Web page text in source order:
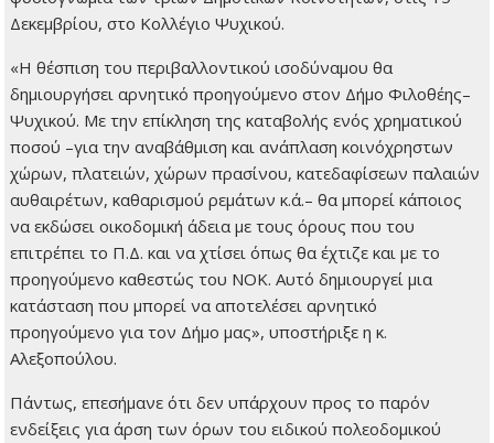
Δεκεμβρίου, στο Κολλέγιο Ψυχικού.
«Η θέσπιση του περιβαλλοντικού ισοδύναμου θα
δημιουργήσει αρνητικό προηγούμενο στον Δήμο Φιλοθέης–
Ψυχικού. Με την επίκληση της καταβολής ενός χρηματικού
ποσού –για την αναβάθμιση και ανάπλαση κοινόχρηστων
χώρων, πλατειών, χώρων πρασίνου, κατεδαφίσεων παλαιών
αυθαιρέτων, καθαρισμού ρεμάτων κ.ά.– θα μπορεί κάποιος
να εκδώσει οικοδομική άδεια με τους όρους που του
επιτρέπει το Π.Δ. και να χτίσει όπως θα έχτιζε και με το
προηγούμενο καθεστώς του ΝΟΚ. Αυτό δημιουργεί μια
κατάσταση που μπορεί να αποτελέσει αρνητικό
προηγούμενο για τον Δήμο μας», υποστήριξε η κ.
Αλεξοπούλου.
Πάντως, επεσήμανε ότι δεν υπάρχουν προς το παρόν
ενδείξεις για άρση των όρων του ειδικού πολεοδομικού